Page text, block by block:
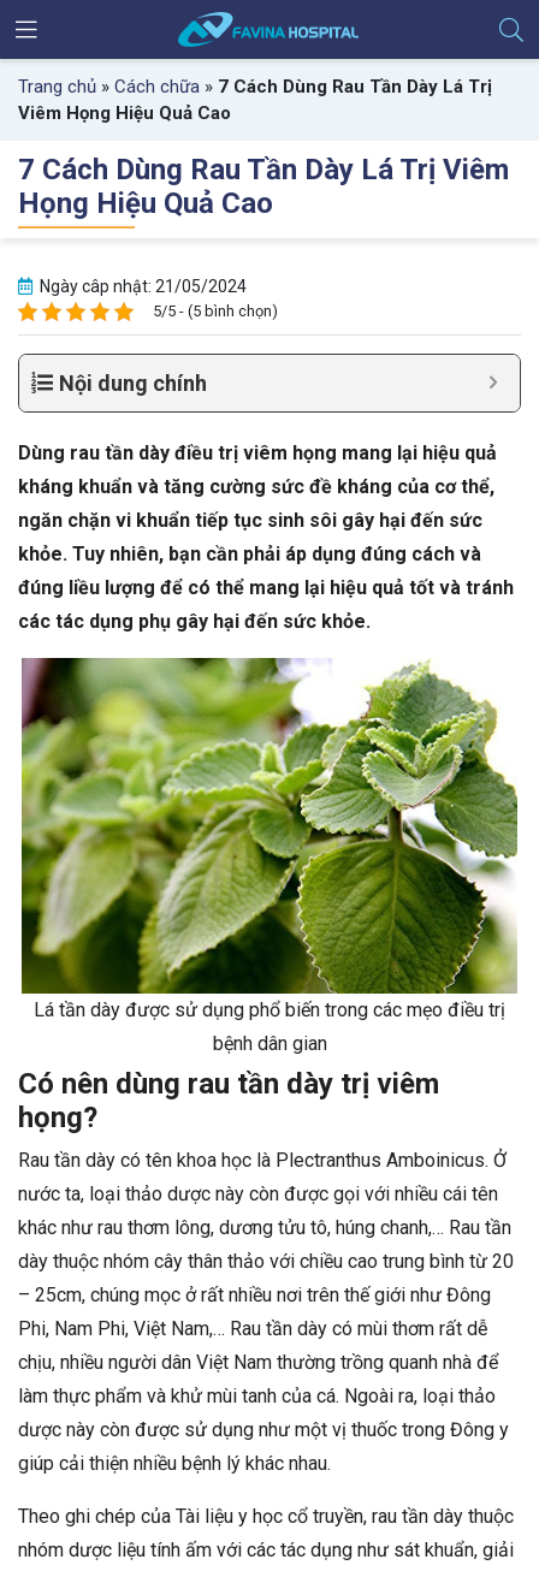
Trang chủ » Cách chữa » 7 Cách Dùng Rau Tần Dày Lá Trị
Viêm Họng Hiệu Quả Cao
7 Cách Dùng Rau Tần Dày Lá Trị Viêm
Họng Hiệu Quả Cao
Ngày câp nhật: 21/05/2024
5/5 - (5 bình chọn)
Nội dung chính
Dùng rau tần dày điều trị viêm họng mang lại hiệu quả
kháng khuẩn và tăng cường sức đề kháng của cơ thể,
ngăn chặn vi khuẩn tiếp tục sinh sôi gây hại đến sức
khỏe. Tuy nhiên, bạn cần phải áp dụng đúng cách và
đúng liều lượng để có thể mang lại hiệu quả tốt và tránh
các tác dụng phụ gây hại đến sức khỏe.
Lá tần dày được sử dụng phổ biến trong các mẹo điều trị
bệnh dân gian
Có nên dùng rau tần dày trị viêm
họng?
Rau tần dày có tên khoa học là Plectranthus Amboinicus. Ở
nước ta, loại thảo dược này còn được gọi với nhiều cái tên
khác như rau thơm lông, dương tửu tô, húng chanh,… Rau tần
dày thuộc nhóm cây thân thảo với chiều cao trung bình từ 20
– 25cm, chúng mọc ở rất nhiều nơi trên thế giới như Đông
Phi, Nam Phi, Việt Nam,… Rau tần dày có mùi thơm rất dễ
chịu, nhiều người dân Việt Nam thường trồng quanh nhà để
làm thực phẩm và khử mùi tanh của cá. Ngoài ra, loại thảo
dược này còn được sử dụng như một vị thuốc trong Đông y
giúp cải thiện nhiều bệnh lý khác nhau.
Theo ghi chép của Tài liệu y học cổ truyền, rau tần dày thuộc
nhóm dược liệu tính ấm với các tác dụng như sát khuẩn, giải